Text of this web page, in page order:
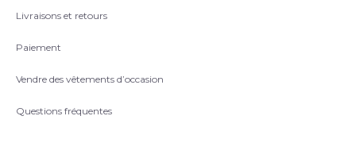
Livraisons et retours
Paiement
Vendre des vêtements d’occasion
Questions fréquentes